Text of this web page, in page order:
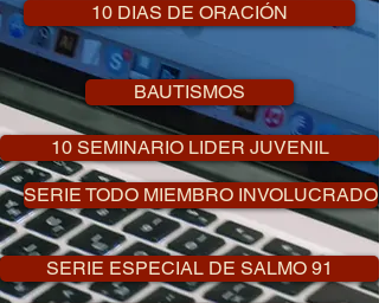
10 DIAS DE ORACIÓN
BAUTISMOS
10 SEMINARIO LIDER JUVENIL
SERIE TODO MIEMBRO INVOLUCRADO
SERIE ESPECIAL DE SALMO 91